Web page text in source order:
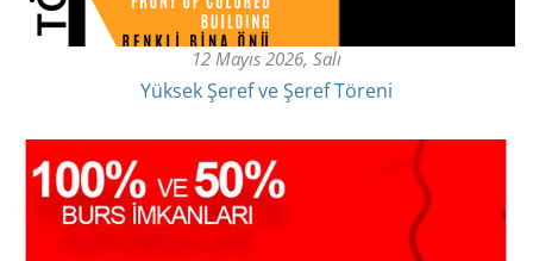
12 Mayıs 2026, Salı
Yüksek Şeref ve Şeref Töreni